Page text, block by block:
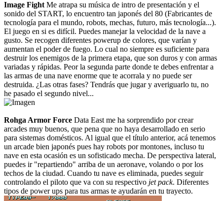
Image Fight Me atrapa su música de intro de presentación y el
sonido del START, lo encuentro tan japonés del 80 (Fabricantes de
tecnología para el mundo, robots, mechas, futuro, más tecnología...).
El juego en si es difícil. Puedes manejar la velocidad de la nave a
gusto. Se recogen diferentes powerup de colores, que varían y
aumentan el poder de fuego. Lo cual no siempre es suficiente para
destruir los enemigos de la primera etapa, que son duros y con armas
variadas y rápidas. Peor la segunda parte donde te debes enfrentar a
las armas de una nave enorme que te acorrala y no puede ser
destruida. ¿Las otras fases? Tendrás que jugar y averiguarlo tu, no
he pasado el segundo nivel...
Rohga Armor Force Data East me ha sorprendido por crear
arcades muy buenos, que pena que no haya desarrollado en serio
para sistemas domésticos. Al igual que el título anterior, acá tenemos
un arcade bien japonés pues hay robots por montones, incluso tu
nave en esta ocasión es un sofisticado mecha. De perspectiva lateral,
puedes ir "repartiendo" arriba de un aeronave, volando o por los
techos de la ciudad. Cuando tu nave es eliminada, puedes seguir
controlando el piloto que va con su respectivo jet pack. Diferentes
tipos de power ups para tus armas te ayudarán en tu trayecto.